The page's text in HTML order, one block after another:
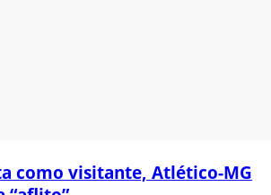
como visitante, Atlético-MG